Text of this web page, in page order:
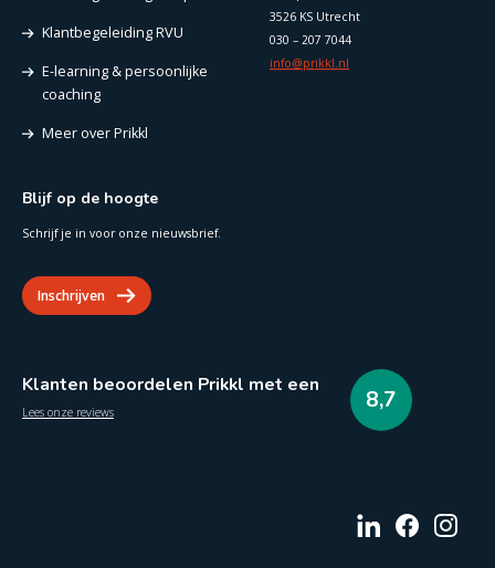
Klantbegeleiding RVU
E-learning & persoonlijke
coaching
Meer over Prikkl
3526 KS Utrecht
030 – 207 7044
info@prikkl.nl
Blijf op de hoogte
Schrijf je in voor onze nieuwsbrief.
Inschrijven
Klanten beoordelen Prikkl met een
Lees onze reviews 8,7